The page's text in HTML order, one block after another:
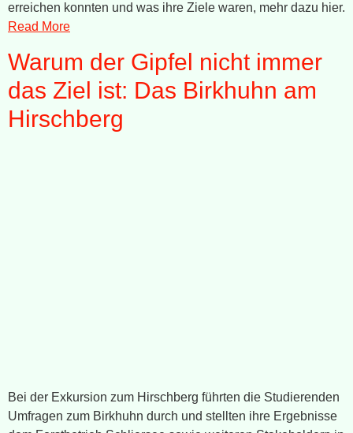
erreichen konnten und was ihre Ziele waren, mehr dazu hier.
Read More
Warum der Gipfel nicht immer
das Ziel ist: Das Birkhuhn am
Hirschberg
Bei der Exkursion zum Hirschberg führten die Studierenden
Umfragen zum Birkhuhn durch und stellten ihre Ergebnisse